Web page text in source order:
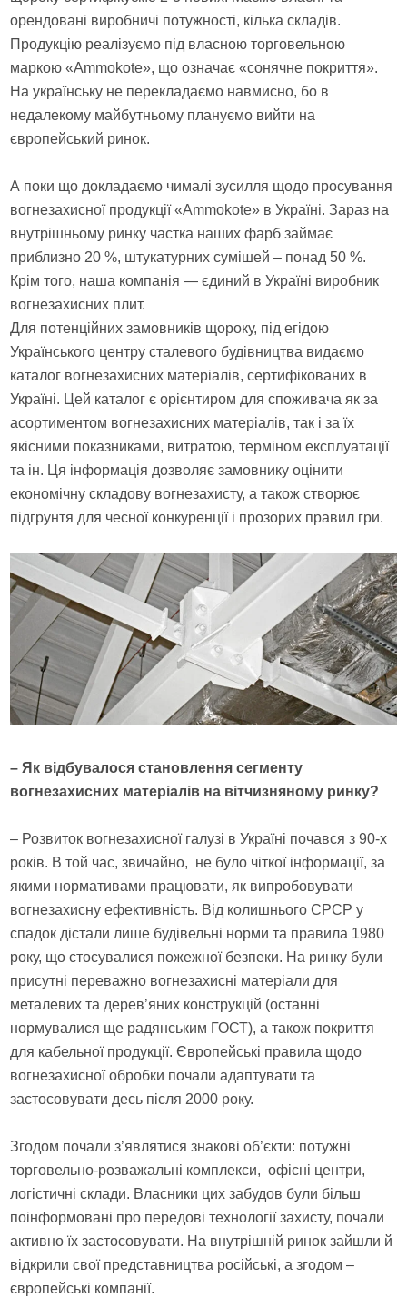
орендовані виробничі потужності, кілька складів.
Продукцію реалізуємо під власною торговельною
маркою «Ammokote», що означає «сонячне покриття».
На українську не перекладаємо навмисно, бо в
недалекому майбутньому плануємо вийти на
європейський ринок.
А поки що докладаємо чималі зусилля щодо просування
вогнезахисної продукції «Ammokote» в Україні. Зараз на
внутрішньому ринку частка наших фарб займає
приблизно 20 %, штукатурних сумішей – понад 50 %.
Крім того, наша компанія — єдиний в Україні виробник
вогнезахисних плит.
Для потенційних замовників щороку, під егідою
Українського центру сталевого будівництва видаємо
каталог вогнезахисних матеріалів, сертифікованих в
Україні. Цей каталог є орієнтиром для споживача як за
асортиментом вогнезахисних матеріалів, так і за їх
якісними показниками, витратою, терміном експлуатації
та ін. Ця інформація дозволяє замовнику оцінити
економічну складову вогнезахисту, а також створює
підгрунтя для чесної конкуренції і прозорих правил гри.
– Як відбувалося становлення сегменту
вогнезахисних матеріалів на вітчизняному ринку?
– Розвиток вогнезахисної галузі в Україні почався з 90-х
років. В той час, звичайно, не було чіткої інформації, за
якими нормативами працювати, як випробовувати
вогнезахисну ефективність. Від колишнього СРСР у
спадок дістали лише будівельні норми та правила 1980
року, що стосувалися пожежної безпеки. На ринку були
присутні переважно вогнезахисні матеріали для
металевих та дерев’яних конструкцій (останні
нормувалися ще радянським ГОСТ), а також покриття
для кабельної продукції. Європейські правила щодо
вогнезахисної обробки почали адаптувати та
застосовувати десь після 2000 року.
Згодом почали з’являтися знакові об’єкти: потужні
торговельно-розважальні комплекси, офісні центри,
логістичні склади. Власники цих забудов були більш
поінформовані про передові технології захисту, почали
активно їх застосовувати. На внутрішній ринок зайшли й
відкрили свої представництва російські, а згодом –
європейські компанії.